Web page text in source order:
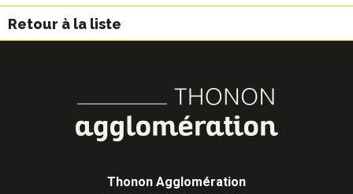
Retour à la liste
Thonon Agglomération